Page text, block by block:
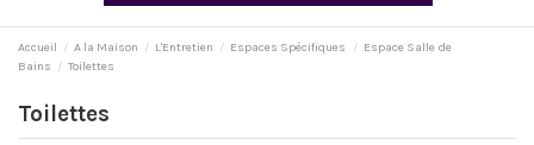
Accueil A la Maison L'Entretien Espaces Spécifiques
Espace Salle de
Bains
Toilettes
Toilettes